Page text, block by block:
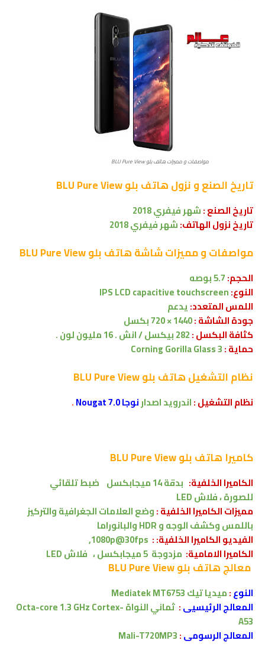
مواصفات و مميزات هاتف بلو BLU Pure View
تاريخ الصنع و نزولهاتف بلو BLU Pure View
تاريخ الصنع :شهرفيفري
تاريخ نزول الهاتف:شهرفيفري 2018
مواصفات و مميزات شاشةهاتفبلو BLU Pure View
الحجم:5.7 بوصه
النوع:IPS LCD capacitive touchscreen
اللمس المتعدد:يدعم
جودة الشاشة :1440 × 720 بكسل
كثافة البكسل :282 بيكسل / انش . 16 مليون لون .
حماية :Corning Gorilla Glass 3
نظام التشغيلهاتف بلو BLU Pure View
نظام التشغيل :اندرويد اصدارنوجا Nougat 7.0 .
كاميرا هاتف بلو BLU Pure View
الكاميرا الخلفية: بدقة14 ميجابكسل
ضبط تلقائي
للصورة ،فلاش LED
مميزات الكاميرا الخلفية :وضع العلامات الجغرافية والتركيز
باللمس وكشف الوجه و HDR والبانوراما
الفيديو الكاميرا الخلفية: : 1080p@30fps,
الكاميرا الامامية: مزدوجة 5 ميجابكسل ، فلاش LED
معالجهاتف بلو BLU Pure View
النوع:ميديا تيكMediatek MT6753
المعالج الرئيسيى: ثماني النواةOcta-core 1.3 GHz Cortex-
A53
المعالج الرسومى:
Mali-T720MP3